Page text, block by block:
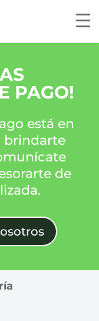
PAGO!
está en
brindarte
de